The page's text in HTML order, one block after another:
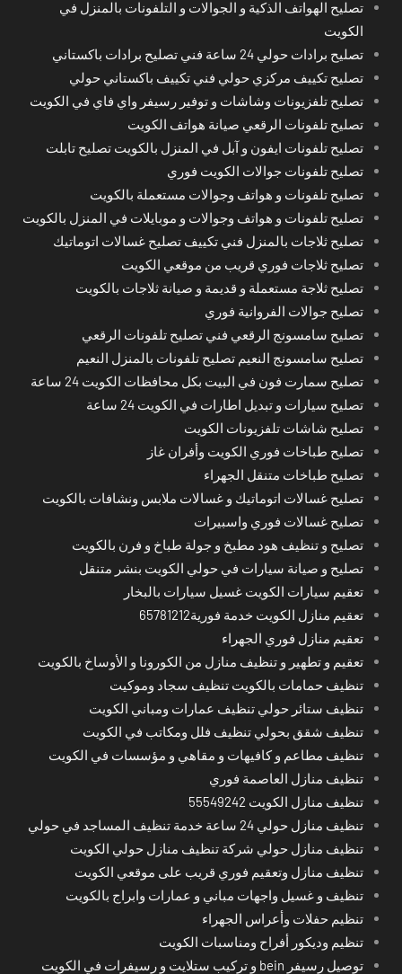
تصليح الهواتف الذكية و الجوالات و التلفونات بالمنزل في
الكويت
تصليح برادات حولي 24 ساعة فني تصليح برادات باكستاني
تصليح تكييف مركزي حولي فني تكييف باكستاني حولي
تصليح تلفزيونات وشاشات و توفير رسيفر واي فاي في الكويت
تصليح تلفونات الرقعي صيانة هواتف الكويت
تصليح تلفونات ايفون و آبل في المنزل بالكويت تصليح تابلت
تصليح تلفونات جوالات الكويت فوري
تصليح تلفونات و هواتف وجوالات مستعملة بالكويت
تصليح تلفونات و هواتف وجوالات و موبايلات في المنزل بالكويت
تصليح ثلاجات بالمنزل فني تكييف تصليح غسالات اتوماتيك
تصليح ثلاجات فوري قريب من موقعي الكويت
تصليح ثلاجة مستعملة و قديمة و صيانة ثلاجات بالكويت
تصليح جوالات الفروانية فوري
تصليح سامسونج الرقعي فني تصليح تلفونات الرقعي
تصليح سامسونج النعيم تصليح تلفونات بالمنزل النعيم
تصليح سمارت فون في البيت بكل محافظات الكويت 24 ساعة
تصليح سيارات و تبديل اطارات في الكويت 24 ساعة
تصليح شاشات تلفزيونات الكويت
تصليح طباخات فوري الكويت وأفران غاز
تصليح طباخات متنقل الجهراء
تصليح غسالات اتوماتيك و غسالات ملابس ونشافات بالكويت
تصليح غسالات فوري واسبيرات
تصليح و تنظيف هود مطبخ و جولة طباخ و فرن بالكويت
تصليح و صيانة سيارات في حولي الكويت بنشر متنقل
تعقيم سيارات الكويت غسيل سيارات بالبخار
تعقيم منازل الكويت خدمة فورية65781212
تعقيم منازل فوري الجهراء
تعقيم و تطهير و تنظيف منازل من الكورونا و الأوساخ بالكويت
تنظيف حمامات بالكويت تنظيف سجاد وموكيت
تنظيف ستائر حولي تنظيف عمارات ومباني الكويت
تنظيف شقق بحولي تنظيف فلل ومكاتب في الكويت
تنظيف مطاعم و كافيهات و مقاهي و مؤسسات في الكويت
تنظيف منازل العاصمة فوري
تنظيف منازل الكويت 55549242
تنظيف منازل حولي 24 ساعة خدمة تنظيف المساجد في حولي
تنظيف منازل حولي شركة تنظيف منازل حولي الكويت
تنظيف منازل وتعقيم فوري قريب على موقعي الكويت
تنظيف و غسيل واجهات مباني و عمارات وابراج بالكويت
تنظيم حفلات وأعراس الجهراء
تنظيم وديكور أفراح ومناسبات الكويت
توصيل رسيفر bein و تركيب ستلايت و رسيفرات في الكويت